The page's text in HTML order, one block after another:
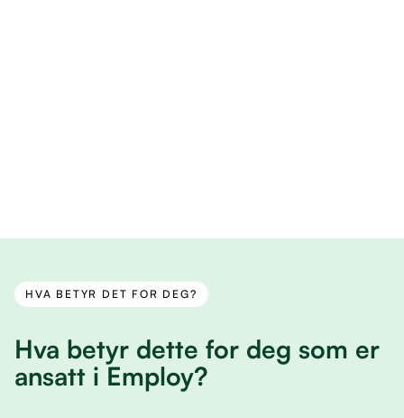
HVA BETYR DET FOR DEG?
Hva betyr dette for deg som er
ansatt i Employ?